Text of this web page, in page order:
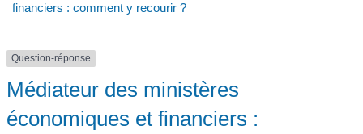
financiers : comment y recourir ?
Question-réponse
Médiateur des ministères
économiques et financiers :